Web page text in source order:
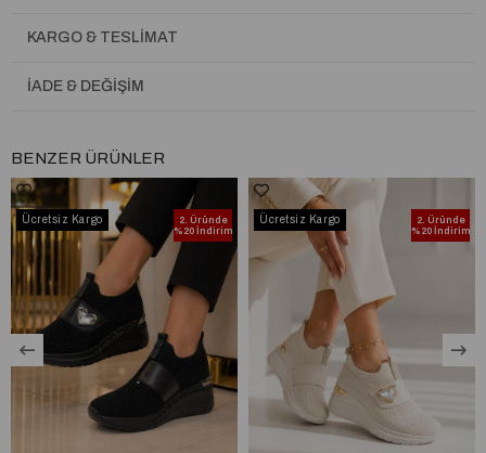
KARGO & TESLIMAT
İADE & DEĞIŞIM
BENZER ÜRÜNLER
2. Üründe
%20 İndirim
Ücretsiz Kargo
2. Üründe
%20 İndirim
Ücretsiz Kargo